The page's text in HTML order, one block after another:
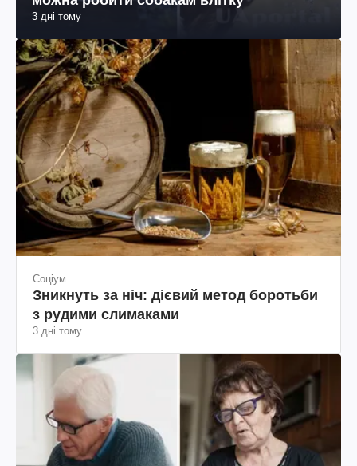
3 дні тому
Соціум
Зникнуть за ніч: дієвий метод боротьби
з рудими слимаками
3 дні тому